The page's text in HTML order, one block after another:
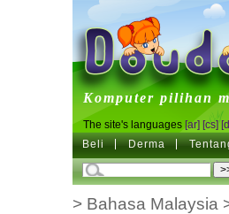
Komputer pilihan
The site's languages [ar] [cs]
Beli Derma
> Bahasa Malaysia